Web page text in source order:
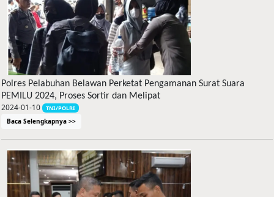
Polres Pelabuhan Belawan Perketat Pengamanan Surat Suara
PEMILU 2024, Proses Sortir dan Melipat
2024-01-10 TNI/POLRI
Baca Selengkapnya >>